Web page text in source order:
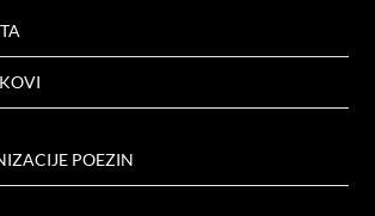
POEZIN